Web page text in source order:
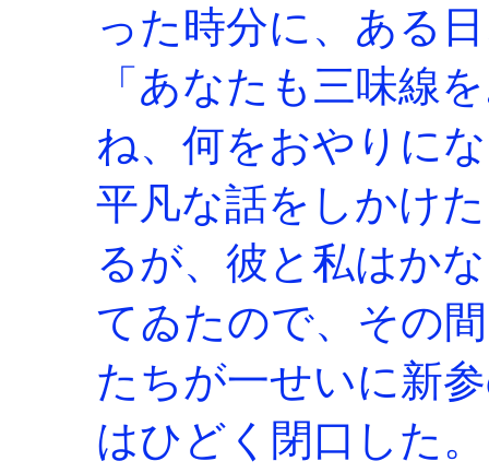
った時分に、ある
「あなたも三味線
ね、何をおやりに
平凡な話をしかけ
るが、彼と私はか
てゐたので、その
たちが一せいに新
はひどく閉口した